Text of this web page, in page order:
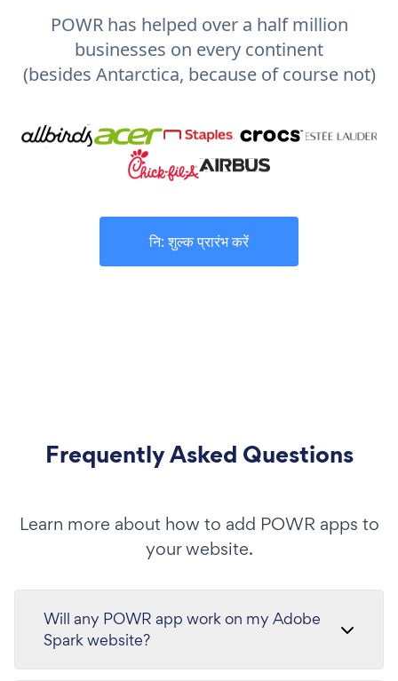
POWR has helped over a half million
businesses on every continent
(besides Antarctica, because of course not)
नि: शुल्क प्रारंभ करें
Frequently Asked Questions
Learn more about how to add POWR apps to
your website.
Will any POWR app work on my Adobe
Spark website?